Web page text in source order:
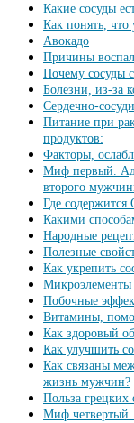
Какие сосуды
Как понять, что
Авокадо
Причины
Почему сосуды
Болезни, из-за
Сердечно-
Питание при
продуктов:
Факторы,
Миф первый.
второго
Где содержится
Какими
Народные
Полезные
Как укрепить
Микроэлементы
Побочные
Витамины,
Как здоровый
Как улучшить
Как связаны
жизнь мужчин?
Польза грецких
Миф четвертый.